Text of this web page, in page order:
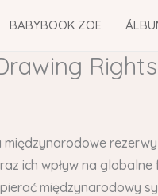
BABYBOOK ZOE
międzynarodowe
ich wpływ na globalne
międzynarodowy